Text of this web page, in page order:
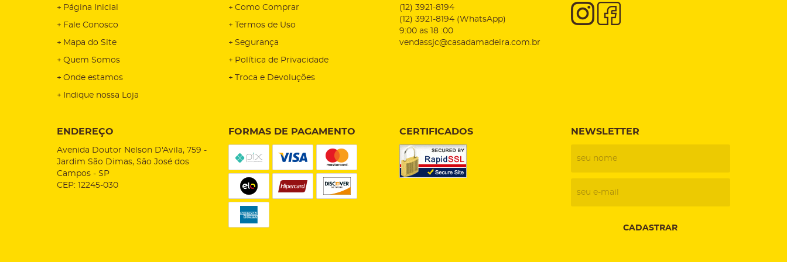
Página Inicial
Fale Conosco
Mapa do Site
Quem Somos
Onde estamos
Indique nossa Loja
Como Comprar
Termos de Uso
Segurança
Política de Privacidade
Troca e Devoluções
(12) 3921-8194
(12) 3921-8194 (WhatsApp)
9:00 as 18 :00
vendassjc@casadamadeira.com.br
ENDEREÇO
Avenida Doutor Nelson D'Avila, 759 -
Jardim São Dimas, São José dos
Campos - SP
CEP: 12245-030
FORMAS DE PAGAMENTO CERTIFICADOS NEWSLETTER
CADASTRAR